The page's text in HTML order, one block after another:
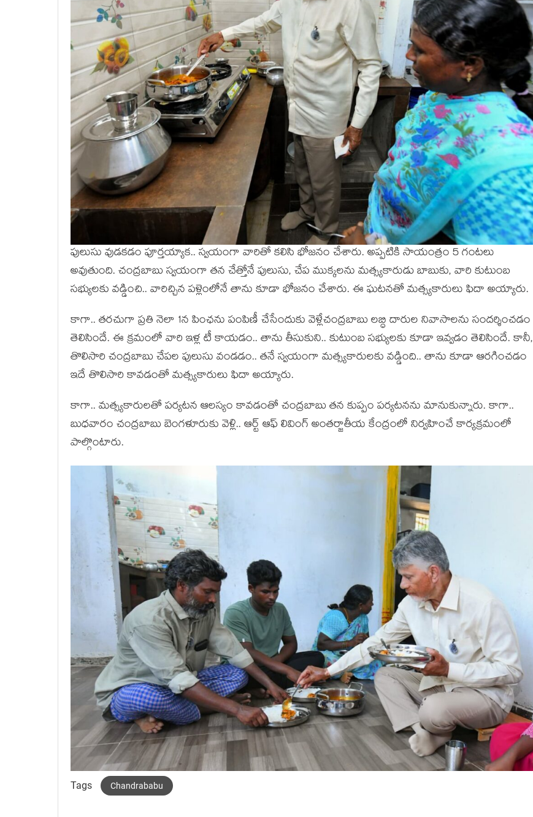
పులుసు వుడ‌క‌డం పూర్త‌య్యాక‌.. స్వ‌యంగా వారితో క‌లిసి భోజ‌నం చేశారు. అప్ప‌టికి సాయంత్రం 5 గంట‌లు
అవుతుంది. చంద్ర‌బాబు స్వ‌యంగా త‌న చేత్తోనే పులుసు, చేప ముక్క‌ల‌ను మ‌త్స్య‌కారుడు బాబుకు, వారి కుటుంబ
స‌భ్యుల‌కు వ‌డ్డించి.. వారిచ్చిన ప‌ళ్లెంలోనే తాను కూడా భోజ‌నం చేశారు. ఈ ఘ‌ట‌నతో మ‌త్స్య‌కారులు ఫిదా అయ్యారు.
కాగా.. త‌ర‌చుగా ప్ర‌తి నెలా 1న పింఛ‌ను పంపిణీ చేసేందుకు వెళ్లేచంద్ర‌బాబు ల‌బ్ధి దారుల నివాసాల‌ను సంద‌ర్శించ‌డం
తెలిసిందే. ఈ క్ర‌మంలో వారి ఇళ్ల టీ కాయ‌డం.. తాను తీసుకుని.. కుటుంబ స‌భ్యుల‌కు కూడా ఇవ్వ‌డం తెలిసిందే. కానీ,
తొలిసారి చంద్ర‌బాబు చేప‌ల పులుసు వండ‌డం.. త‌నే స్వ‌యంగా మ‌త్స్య‌కారుల‌కు వ‌డ్డింది.. తాను కూడా ఆరగించ‌డం
ఇదే తొలిసారి కావ‌డంతో మ‌త్స్య‌కారులు ఫిదా అయ్యారు.
కాగా.. మ‌త్స్య‌కారులతో ప‌ర్య‌ట‌న ఆల‌స్యం కావ‌డంతో చంద్ర‌బాబు త‌న కుప్పం ప‌ర్య‌ట‌న‌ను మానుకున్నారు. కాగా..
బుధ‌వారం చంద్ర‌బాబు బెంగ‌ళూరుకు వెళ్లి.. ఆర్ట్ ఆఫ్ లివింగ్ అంత‌ర్జాతీయ కేంద్రంలో నిర్వ‌హించే కార్య‌క్ర‌మంలో
పాల్గొంటారు.
Tags Chandrababu